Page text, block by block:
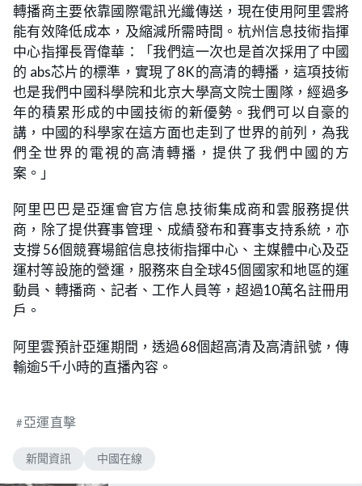
轉播商主要依靠國際電訊光纖傳送，現在使用阿里雲將
能有效降低成本，及縮減所需時間。杭州信息技術指揮
中心指揮長胥偉華：「我們這一次也是首次採用了中國
的 abs芯片的標準，實現了8K的高清的轉播，這項技術
也是我們中國科學院和北京大學高文院士團隊，經過多
年的積累形成的中國技術的新優勢。我們可以自豪的
講，中國的科學家在這方面也走到了世界的前列，為我
們全世界的電視的高清轉播，提供了我們中國的方
案。」
阿里巴巴是亞運會官方信息技術集成商和雲服務提供
商，除了提供賽事管理、成績發布和賽事支持系統，亦
支撐 56個競賽場館信息技術指揮中心、主媒體中心及亞
運村等設施的營運，服務來自全球45個國家和地區的運
動員、轉播商、記者、工作人員等，超過10萬名註冊用
戶。
阿里雲預計亞運期間，透過68個超高清及高清訊號，傳
輸逾5千小時的直播內容。
亞運直擊
新聞資訊 中國在線